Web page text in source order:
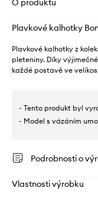
Plavkové kalhotky
Plavkové kalhotky z
pleteniny. Díky
každé postavě ve
- Tento produkt byl
- Model s vázáním
Podrobnosti o
Vlastnosti výrobku